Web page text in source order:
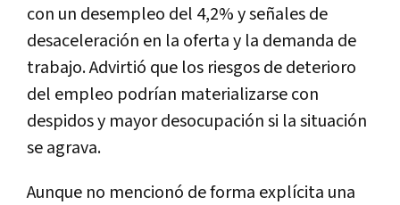
con un desempleo del 4,2% y señales de
desaceleración en la oferta y la demanda de
trabajo. Advirtió que los riesgos de deterioro
del empleo podrían materializarse con
despidos y mayor desocupación si la situación
se agrava.
Aunque no mencionó de forma explícita una